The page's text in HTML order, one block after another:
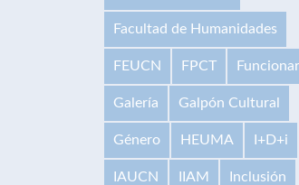
Facultad de Humanidades
FEUCN FPCT
Galería Galpón Cultural
Género HEUMA I+D+i
IAUCN IIAM Inclusión